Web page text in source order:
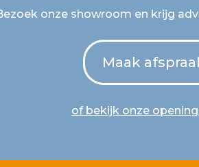
onze showroom en krijg
Maak
of bekijk onze